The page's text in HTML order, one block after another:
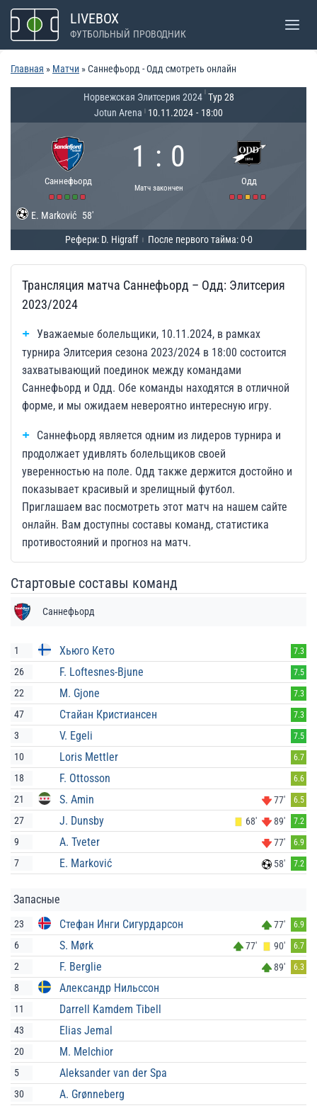
Перейти
содержимому
LIVEBOX
ФУТБОЛЬНЫЙ ПРОВОДНИК
Главная » Матчи »Саннефьорд - Одд смотреть онлайн
Норвежская Элитсерия 2024 Тур 28
Jotun Arena
10.11.2024 - 18:00
Саннефьорд
1 : 0
Матч закончен
Одд
E. Marković 58'
Рефери: D. Higraff После первого тайма: 0-0
Трансляция матча Саннефьорд – Одд: Элитсерия
2023/2024
Уважаемые болельщики, 10.11.2024, в рамках
турнира Элитсерия сезона 2023/2024 в 18:00 состоится
захватывающий поединок между командами
Саннефьорд и Одд. Обе команды находятся в отличной
форме, и мы ожидаем невероятно интересную игру.
Саннефьорд является одним из лидеров турнира и
продолжает удивлять болельщиков своей
уверенностью на поле. Одд также держится достойно и
показывает красивый и зрелищный футбол.
Приглашаем вас посмотреть этот матч на нашем сайте
онлайн. Вам доступны составы команд, статистика
противостояний и прогноз на матч.
Стартовые составы команд
Саннефьорд
1 Хьюго Кето 7.3
26 F. Loftesnes-Bjune 7.5
22 M. Gjone 7.3
47 Стайан Кристиансен 7.3
3 V. Egeli 7.5
10 Loris Mettler 6.7
18 F. Ottosson 6.6
21 S. Amin 77' 6.5
27 J. Dunsby 68' 89' 7.2
9 A. Tveter 77' 6.9
7 E. Marković 58' 7.2
Запасные
23 Стефан Инги Сигурдарсон 77' 6.9
6 S. Mørk 77' 90' 6.7
2 F. Berglie 89' 6.3
8 Александр Нильссон
11 Darrell Kamdem Tibell
43 Elias Jemal
20 M. Melchior
5 Aleksander van der Spa
30 A. Grønneberg